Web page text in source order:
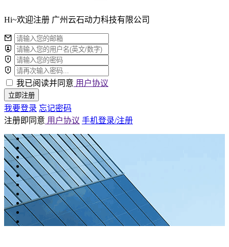
Hi~欢迎注册 广州云石动力科技有限公司
我已阅读并同意 用户协议
立即注册
我要登录 忘记密码
注册即同意 用户协议 手机登录/注册